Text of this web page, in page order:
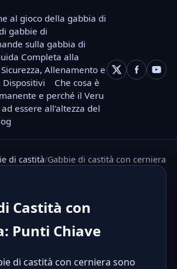
al gioco della gabbia di
gabbie di
sulla gabbia di
Completa alla
Allenamento e
Dispositivi
Che cosa è
e perché il Veru
essere all'altezza del
di castità Gabbie di castità con cerniera
Castità con
Punti Chiave
di castità con cerniera sono